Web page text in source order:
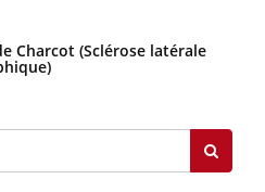
Charcot (Sclérose latérale